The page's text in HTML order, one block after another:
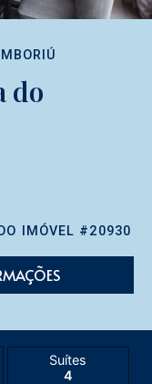
do
IMÓVEL #20930
Suítes
4